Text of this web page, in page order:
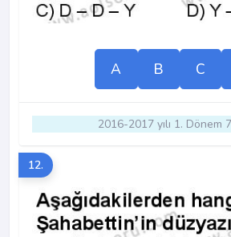
A B C
2016-2017 yılı 1. Dönem
12.